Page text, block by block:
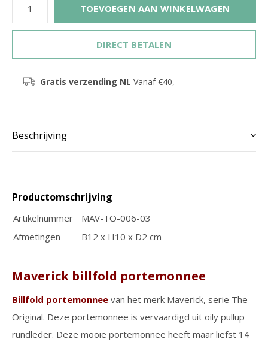
TOEVOEGEN AAN WINKELWAGEN
DIRECT BETALEN
Gratis verzending NL Vanaf €40,-
Beschrijving
Productomschrijving
Artikelnummer
MAV-TO-006-03
Afmetingen
B12 x H10 x D2 cm
Maverick billfold portemonnee
Billfold portemonnee van het merk Maverick, serie The
Original. Deze portemonnee is vervaardigd uit oily pullup
rundleder. Deze mooie portemonnee heeft maar liefst 14